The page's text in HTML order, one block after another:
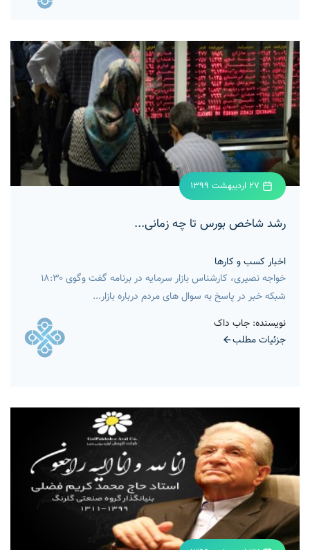
رشد شاخص بورس تا چه زمانی...
اخبار کسب و کارها
خواجه نصیری، کارشناس بازار سرمایه در برنامه گفت وگوی ۱۸:۳۰
شبکه خبر در پاسخ به سوال های مردم درباره بازار...
نویسنده: جاب داک
جزئیات مطلب